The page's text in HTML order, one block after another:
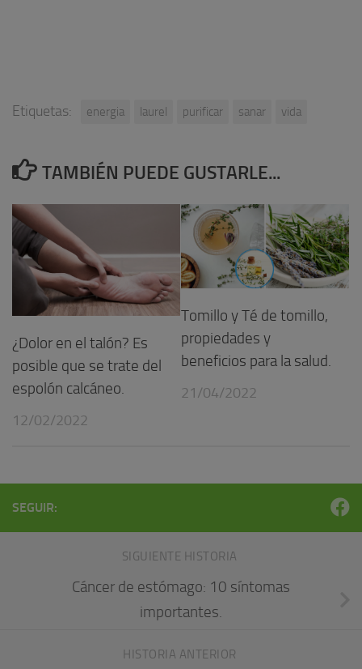
Etiquetas: energia laurel purificar sanar vida
TAMBIÉN PUEDE GUSTARLE...
¿Dolor en el talón? Es
posible que se trate del
espolón calcáneo.
12/02/2022
Tomillo y Té de tomillo,
propiedades y
beneficios para la salud.
21/04/2022
SEGUIR:
SIGUIENTE HISTORIA
Cáncer de estómago: 10 síntomas
importantes.
HISTORIA ANTERIOR